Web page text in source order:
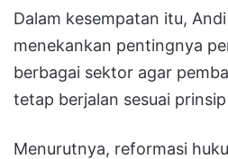
Dalam kesempatan itu,
menekankan pentingnya
berbagai sektor agar
tetap berjalan sesuai
Menurutnya, reformasi